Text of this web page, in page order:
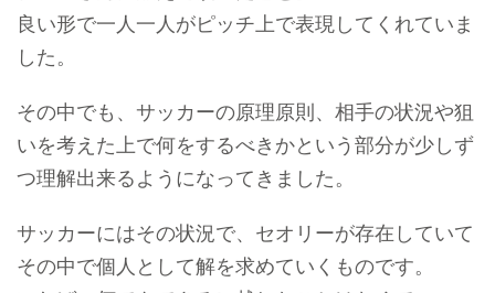
良い形で一人一人がピッチ上で表現してくれていま
した。
その中でも、サッカーの原理原則、相手の状況や狙
いを考えた上で何をするべきかという部分が少しず
つ理解出来るようになってきました。
サッカーにはその状況で、セオリーが存在していて
その中で個人として解を求めていくものです。